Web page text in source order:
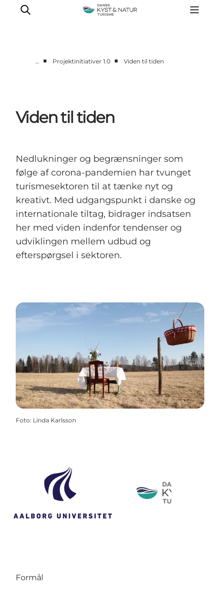
Projektinitiativer 2.0
… ■ Projektinitiativer 1.0 ■ Viden til tiden
Viden til tiden
Nedlukninger og begrænsninger som
følge af corona-pandemien har tvunget
turismesektoren til at tænke nyt og
kreativt. Med udgangspunkt i danske og
internationale tiltag, bidrager indsatsen
her med viden indenfor tendenser og
udviklingen mellem udbud og
efterspørgsel i sektoren.
Foto: Linda Karlsson
Formål